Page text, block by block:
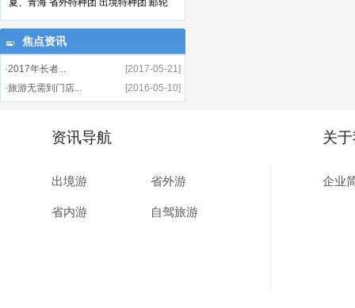
夏、青海 省外特种团 出境特种团 邮轮
焦点资讯
·2017年长者...
[2017-05-21]
·旅游无需到门店...
[2016-05-10]
资讯导航
出境游 省外游
省内游 自驾旅游
关
企业